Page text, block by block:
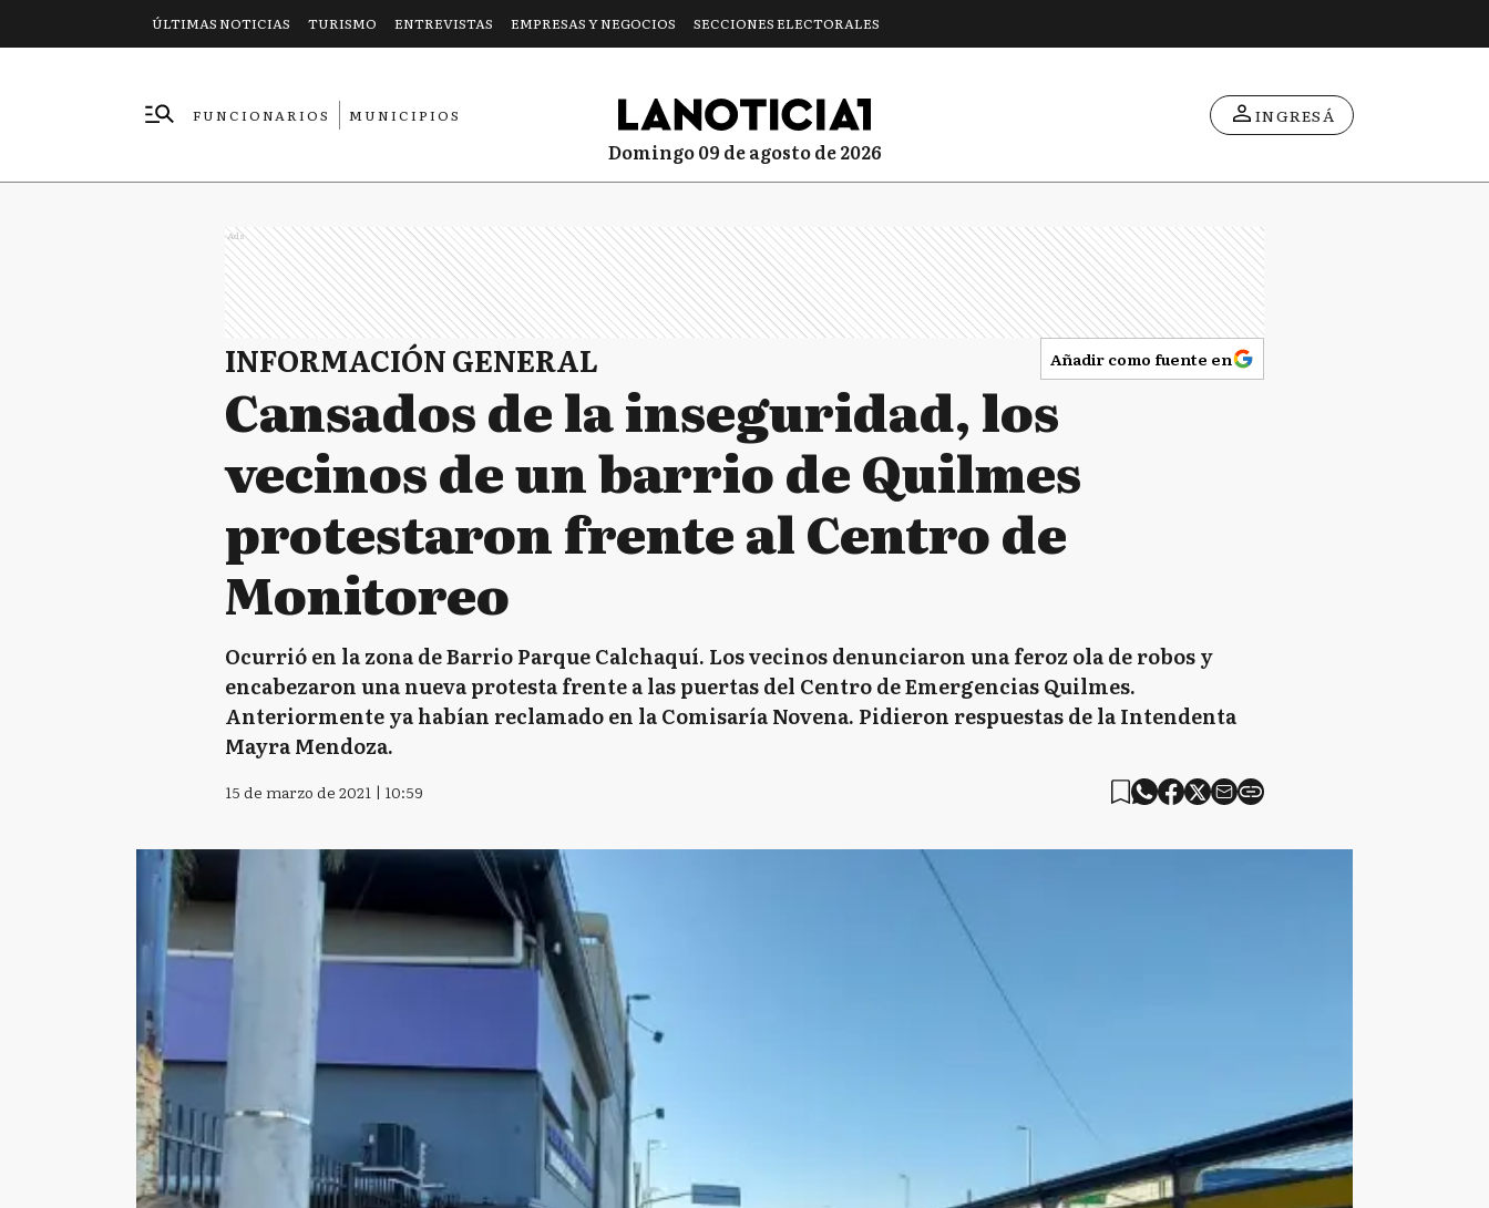
ÚLTIMAS NOTICIAS TURISMO ENTREVISTAS EMPRESAS Y NEGOCIOS SECCIONES ELECTORALES
FUNCIONARIOS
MUNICIPIOS
domingo 09 de agosto de 2026
INGRESÁ
Ads
INFORMACIÓN GENERAL Añadir como fuente en
Cansados de la inseguridad, los
vecinos de un barrio de Quilmes
protestaron frente al Centro de
Monitoreo
Ocurrió en la zona de Barrio Parque Calchaquí. Los vecinos denunciaron una feroz ola de robos y
encabezaron una nueva protesta frente a las puertas del Centro de Emergencias Quilmes.
Anteriormente ya habían reclamado en la Comisaría Novena. Pidieron respuestas de la Intendenta
Mayra Mendoza.
15 de marzo de 2021 | 10:59